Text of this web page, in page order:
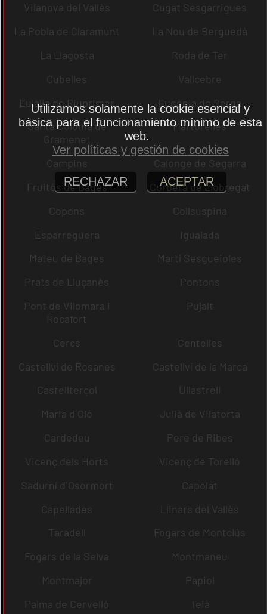
Vilanova del Vallès
Cugat Sesgarrigues
La Pobla de Claramunt
La Nou de Berguedà
La Llagosta
Roda de Ter
Cubelles
Vallcebre
Eulàlia de Riuprimer
Eugènia de Berga
Santa Coloma de
Gramenet
Martorelles
Campins
Calonge de Segarra
Fruitós de Bages
Corbera de Llobregat
Copons
Collsuspina
Esparreguera
Igualada
Mateu de Bages
Martí Sesgueioles
Prats de Lluçanès
Pontons
Pont de Vilomara i
Rocafort
Pujalt
Cercs
Centelles
Castellví de Rosanes
Castellví de la Marca
Castellterçol
Ullastrell
Maria d´Oló
Julià de Vilatorta
Cardedeu
Pere de Ribes
Vicenç dels Horts
Vicenç de Torelló
Sadurní d´Osormort
Capolat
Capellades
Llinars del Vallès
Taradell
Fogars de Montclús
Fogars de la Selva
Montmaneu
Montmajor
Papiol
Palma de Cervelló
Teià
Utilizamos solamente la cookie esencial y
básica para el funcionamiento mínimo de esta
web.
Ver políticas y gestión de cookies
RECHAZAR ACEPTAR